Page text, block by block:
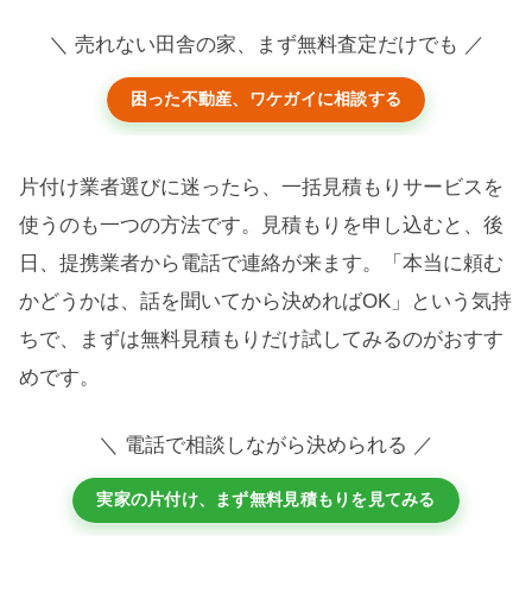
＼ 売れない田舎の家、まず無料査定だけでも ／
困った不動産、ワケガイに相談する
片付け業者選びに迷ったら、一括見積もりサービスを
使うのも一つの方法です。見積もりを申し込むと、後
日、提携業者から電話で連絡が来ます。「本当に頼む
かどうかは、話を聞いてから決めればOK」という気持
ちで、まずは無料見積もりだけ試してみるのがおすす
めです。
＼ 電話で相談しながら決められる ／
実家の片付け、まず無料見積もりを見てみる